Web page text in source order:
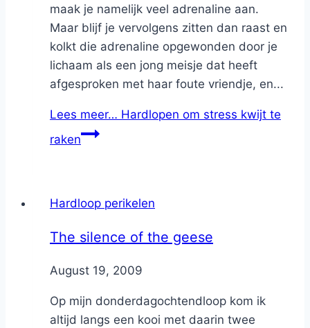
maak je namelijk veel adrenaline aan.
Maar blijf je vervolgens zitten dan raast en
kolkt die adrenaline opgewonden door je
lichaam als een jong meisje dat heeft
afgesproken met haar foute vriendje, en...
Lees meer… Hardlopen om stress kwijt te
raken
Hardloop perikelen
The silence of the geese
ByNicole
August 19, 2009
Op mijn donderdagochtendloop kom ik
altijd langs een kooi met daarin twee